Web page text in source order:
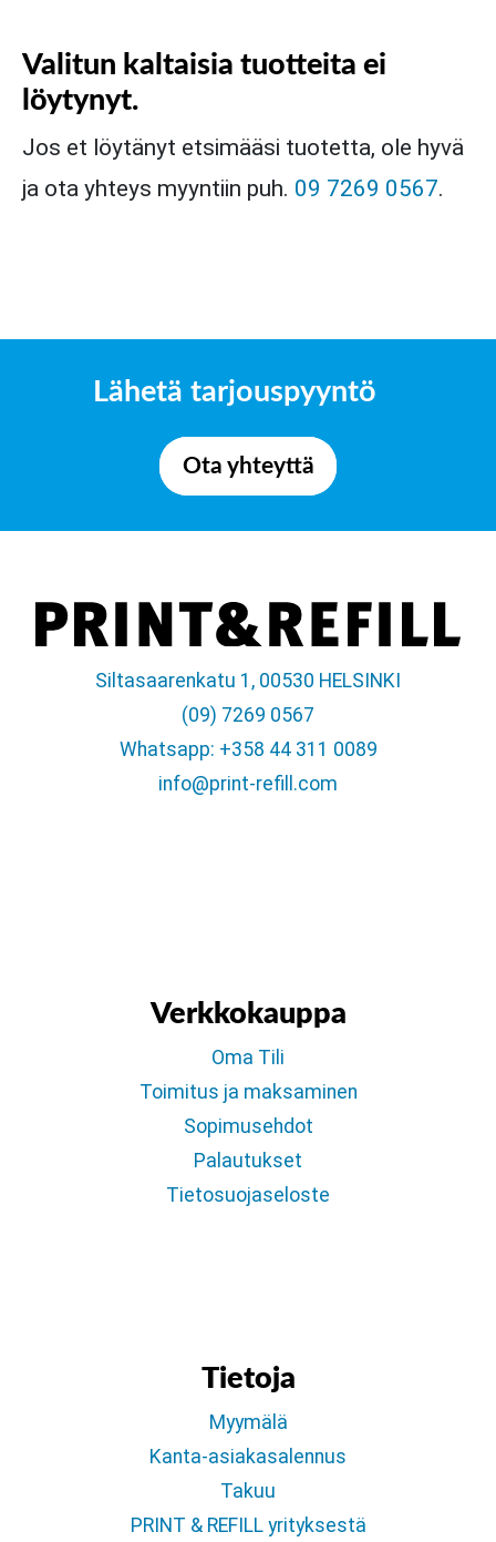
Valitun kaltaisia tuotteita ei
löytynyt.
Jos et löytänyt etsimääsi tuotetta, ole hyvä
ja ota yhteys myyntiin puh. 09 7269 0567.
Lähetä tarjouspyyntö
Ota yhteyttä
Siltasaarenkatu 1, 00530 HELSINKI
(09) 7269 0567
Whatsapp: +358 44 311 0089
info@print-refill.com
Verkkokauppa
Oma Tili
Toimitus ja maksaminen
Sopimusehdot
Palautukset
Tietosuojaseloste
Tietoja
Myymälä
Kanta-asiakasalennus
Takuu
PRINT & REFILL yrityksestä